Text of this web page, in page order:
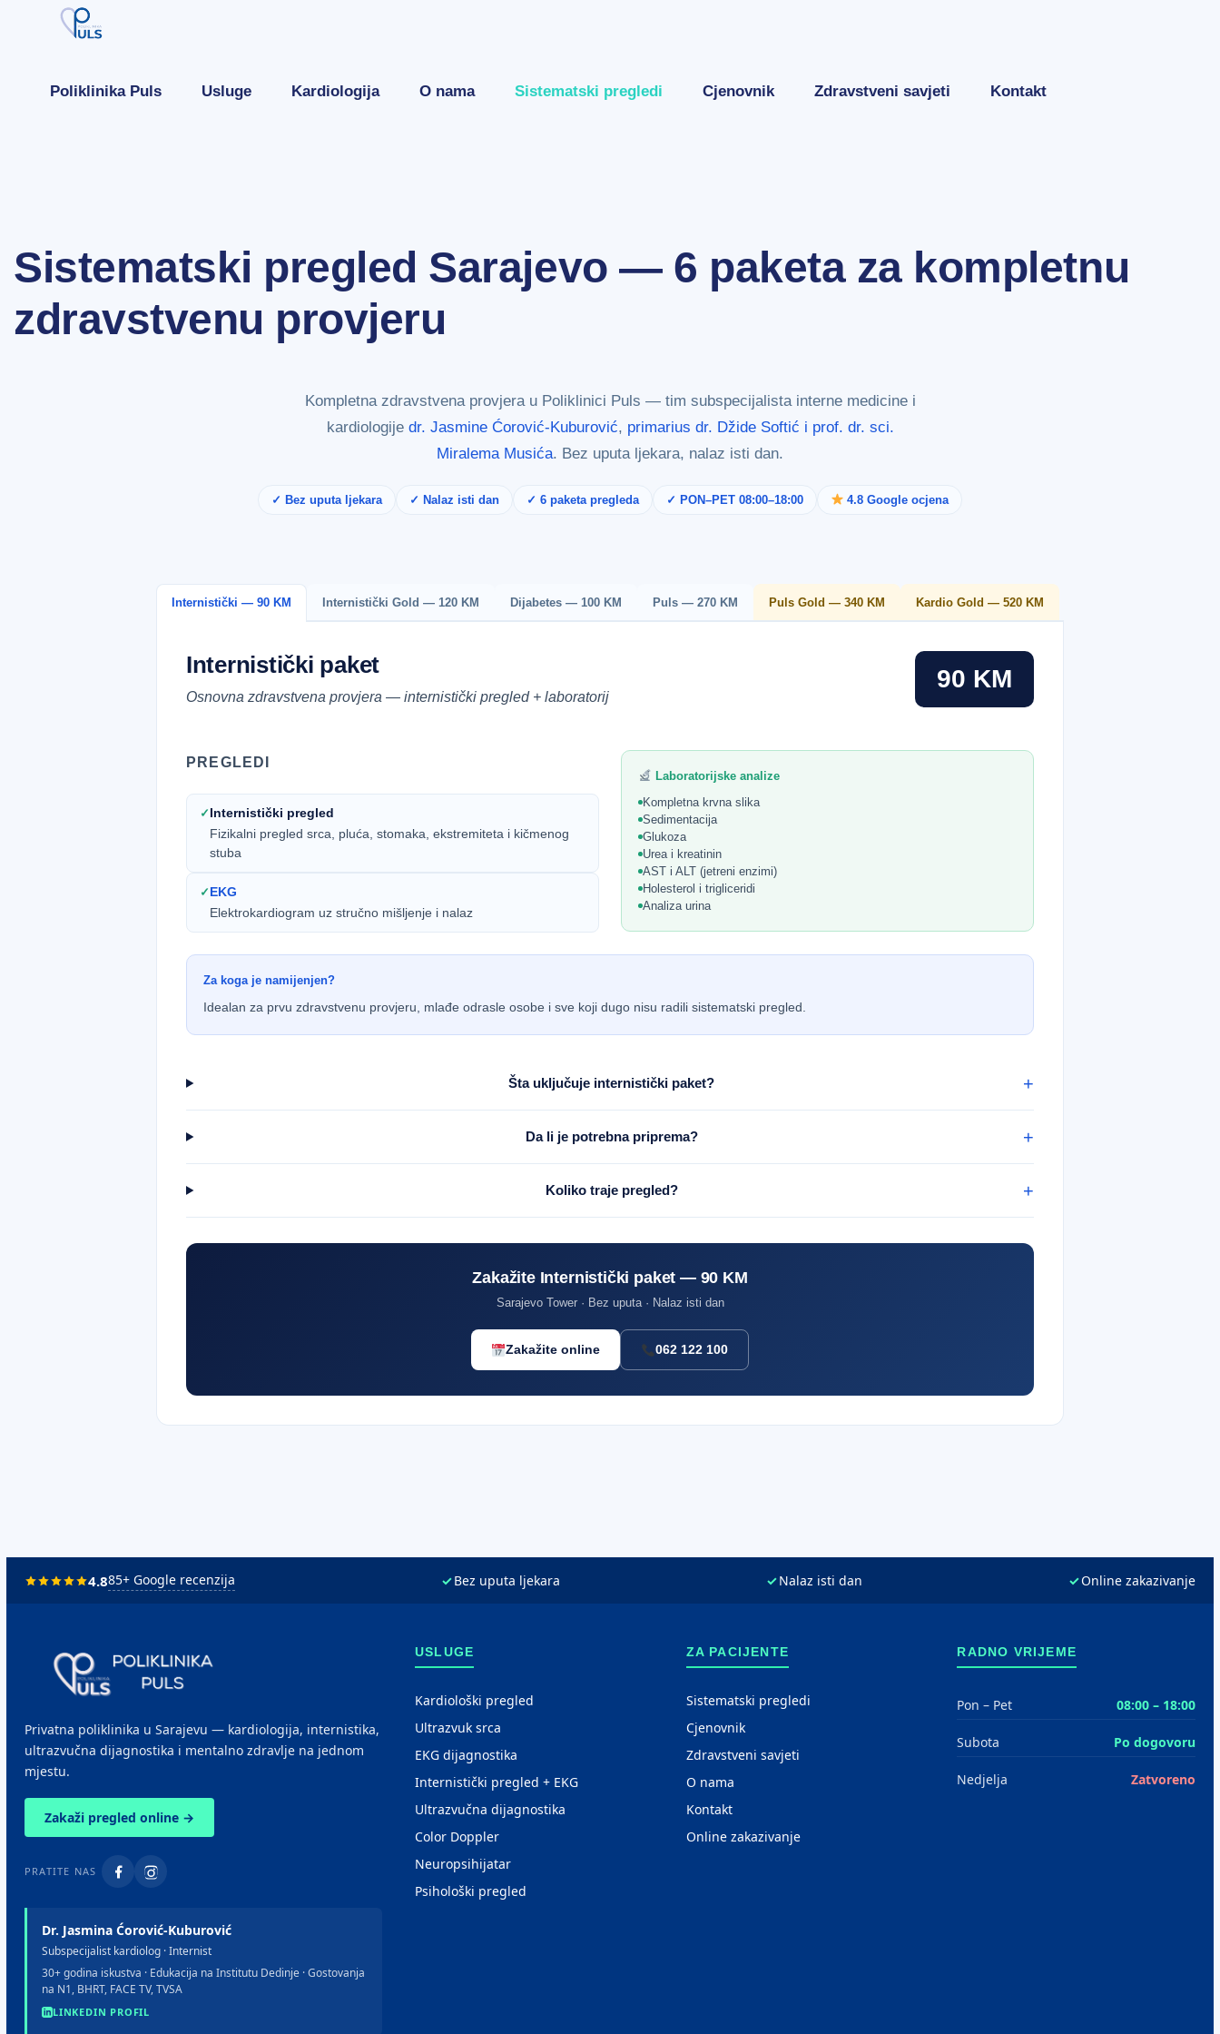
Poliklinika Puls Usluge Kardiologija O nama Sistematski pregledi Cjenovnik Zdravstveni savjeti Kontakt
Sistematski pregled Sarajevo — 6 paketa za kompletnu
zdravstvenu provjeru
Kompletna zdravstvena provjera u Poliklinici Puls — tim subspecijalista interne medicine i
kardiologije dr. Jasmine Ćorović-Kuburović, primarius dr. Džide Softić i prof. dr. sci.
Miralema Musića. Bez uputa ljekara, nalaz isti dan.
✓ Bez uputa ljekara ✓ Nalaz isti dan ✓ 6 paketa pregleda ✓ PON–PET 08:00–18:00 4.8 Google ocjena
Internistički — 90 KM Internistički Gold — 120 KM Dijabetes — 100 KM Puls — 270 KM Puls Gold — 340 KM Kardio Gold — 520 KM
Internistički paket
Osnovna zdravstvena provjera — internistički pregled + laboratorij
90 KM
PREGLEDI
✓ Internistički pregled
Fizikalni pregled srca, pluća, stomaka, ekstremiteta i kičmenog
stuba
✓ EKG
Elektrokardiogram uz stručno mišljenje i nalaz
Laboratorijske analize
Kompletna krvna slika
Sedimentacija
Glukoza
Urea i kreatinin
AST i ALT (jetreni enzimi)
Holesterol i trigliceridi
Analiza urina
Za koga je namijenjen?
Idealan za prvu zdravstvenu provjeru, mlađe odrasle osobe i sve koji dugo nisu radili sistematski pregled.
Šta uključuje internistički paket?
Da li je potrebna priprema?
Koliko traje pregled?
Zakažite Internistički paket — 90 KM
Sarajevo Tower · Bez uputa · Nalaz isti dan
Zakažite online 062 122 100
4.885+ Google recenzija ✓Bez uputa ljekara ✓Nalaz isti dan ✓Online zakazivanje
Privatna poliklinika u Sarajevu — kardiologija, internistika,
ultrazvučna dijagnostika i mentalno zdravlje na jednom
mjestu.
Zakaži pregled online →
PRATITE NAS
Dr. Jasmina Ćorović-Kuburović
Subspecijalist kardiolog · Internist
30+ godina iskustva · Edukacija na Institutu Dedinje · Gostovanja
na N1, BHRT, FACE TV, TVSA
LINKEDIN PROFIL
USLUGE
Kardiološki pregled
Ultrazvuk srca
EKG dijagnostika
Internistički pregled + EKG
Ultrazvučna dijagnostika
Color Doppler
Neuropsihijatar
Psihološki pregled
ZA PACIJENTE
Sistematski pregledi
Cjenovnik
Zdravstveni savjeti
O nama
Kontakt
Online zakazivanje
RADNO VRIJEME
Pon – Pet 08:00 – 18:00
Subota Po dogovoru
Nedjelja Zatvoreno